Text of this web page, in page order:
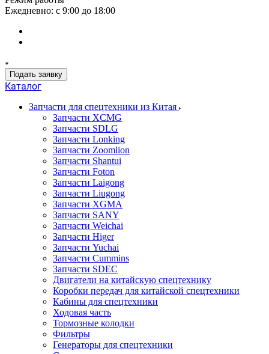
Ежедневно: с 9:00 до 18:00
Подать заявку
Каталог
Запчасти для спецтехники из Китая
Запчасти XCMG
Запчасти SDLG
Запчасти Lonking
Запчасти Zoomlion
Запчасти Shantui
Запчасти Foton
Запчасти Laigong
Запчасти Liugong
Запчасти XGMA
Запчасти SANY
Запчасти Weichai
Запчасти Higer
Запчасти Yuchai
Запчасти Cummins
Запчасти SDEC
Двигатели на китайскую спецтехнику
Коробки передач для китайской спецтехники
Кабины для спецтехники
Ходовая часть
Тормозные колодки
Фильтры
Генераторы для спецтехники